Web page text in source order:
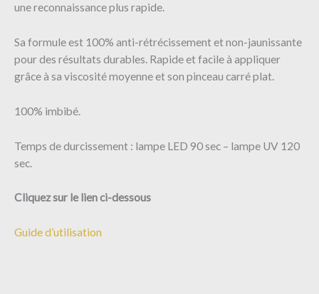
une reconnaissance plus rapide.
Sa formule est 100% anti-rétrécissement et non-jaunissante
pour des résultats durables. Rapide et facile à appliquer
grâce à sa viscosité moyenne et son pinceau carré plat.
100% imbibé.
Temps de durcissement : lampe LED 90 sec – lampe UV 120
sec.
Cliquez sur le lien ci-dessous
Guide d’utilisation